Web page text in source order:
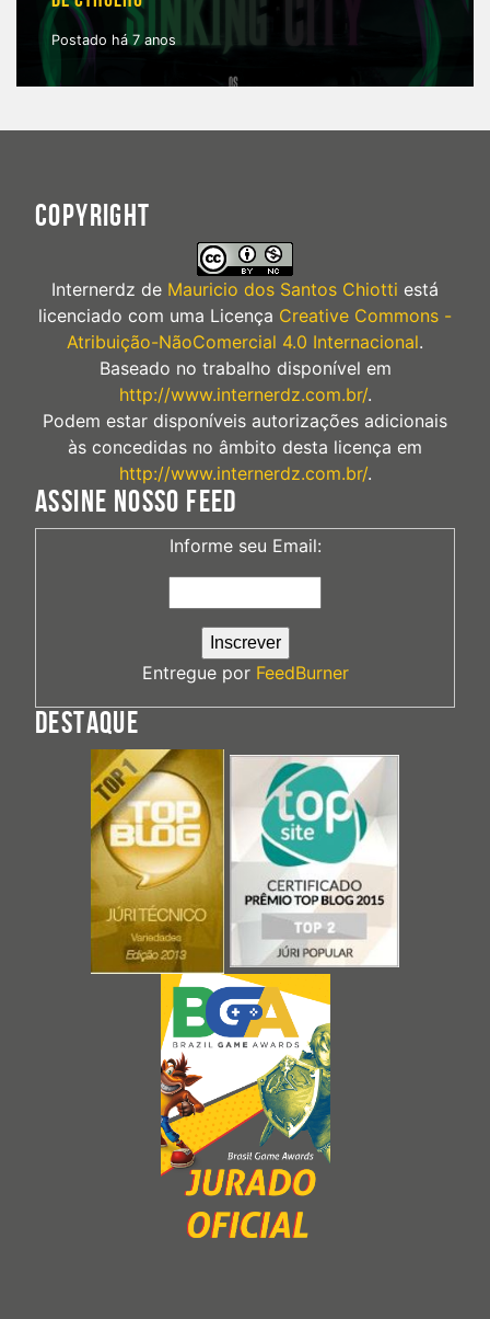
Postado há 7 anos
COPYRIGHT
Internerdz de Mauricio dos Santos Chiotti está
licenciado com uma Licença Creative Commons -
Atribuição-NãoComercial 4.0 Internacional.
Baseado no trabalho disponível em
http://www.internerdz.com.br/.
Podem estar disponíveis autorizações adicionais
às concedidas no âmbito desta licença em
http://www.internerdz.com.br/.
ASSINE NOSSO FEED
Informe seu Email:
Entregue por FeedBurner
DESTAQUE